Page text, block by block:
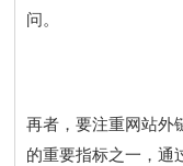
问。
再者，要注重网站外
的重要指标之一，通